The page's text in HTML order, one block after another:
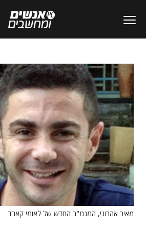
מאיר אהרוני, המנמ"ר החדש של לאומי קארד